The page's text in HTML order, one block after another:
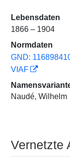
Lebensdaten
1866 – 1904
Normdaten
GND:
VIAF
Naudé, Wilhelm
Vernetzte